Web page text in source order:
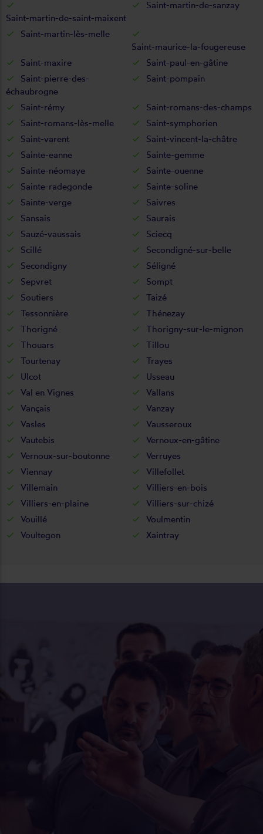
Saint-martin-de-saint-maixent
Saint-martin-de-sanzay
Saint-martin-lès-melle
Saint-maurice-la-fougereuse
Saint-maxire
Saint-paul-en-gâtine
Saint-pierre-des-
échaubrogne
Saint-pompain
Saint-rémy
Saint-romans-des-champs
Saint-romans-lès-melle
Saint-symphorien
Saint-varent
Saint-vincent-la-châtre
Sainte-eanne
Sainte-gemme
Sainte-néomaye
Sainte-ouenne
Sainte-radegonde
Sainte-soline
Sainte-verge
Saivres
Sansais
Saurais
Sauzé-vaussais
Sciecq
Scillé
Secondigné-sur-belle
Secondigny
Séligné
Sepvret
Sompt
Soutiers
Taizé
Tessonnière
Thénezay
Thorigné
Thorigny-sur-le-mignon
Thouars
Tillou
Tourtenay
Trayes
Ulcot
Usseau
Val en Vignes
Vallans
Vançais
Vanzay
Vasles
Vausseroux
Vautebis
Vernoux-en-gâtine
Vernoux-sur-boutonne
Verruyes
Viennay
Villefollet
Villemain
Villiers-en-bois
Villiers-en-plaine
Villiers-sur-chizé
Vouillé
Voulmentin
Voultegon
Xaintray